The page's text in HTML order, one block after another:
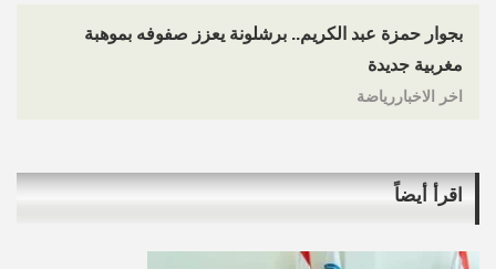
بجوار حمزة عبد الكريم.. برشلونة يعزز صفوفه بموهبة
مغربية جديدة
اخر الاخباررياضة
اقرأ أيضاً